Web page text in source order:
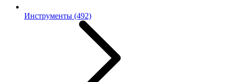
Инструменты (492)